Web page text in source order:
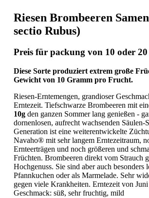
Riesen Brombeeren
sectio Rubus)
Preis für packung von 10 oder 20
Diese Sorte produziert extrem große
Gewicht von 10 Gramm pro Frucht.
Riesen-Erntemengen, grandioser
Erntezeit. Tiefschwarze Brombeeren mit
10g den ganzen Sommer lang genießen -
dornenlosen, aufrecht wachsenden Säulen-
Generation ist eine weiterentwickelte
Navaho® mit sehr langem Erntezeitraum,
Ernteerträgen und noch größeren und
Früchten. Brombeeren direkt vom Strauch
Hochgenuss. Sie sind aber auch besonders
Pfannkuchen oder als Marmelade. Sehr
gegen viele Krankheiten. Erntezeit von
Geschmack: süß, sehr fruchtig, mild